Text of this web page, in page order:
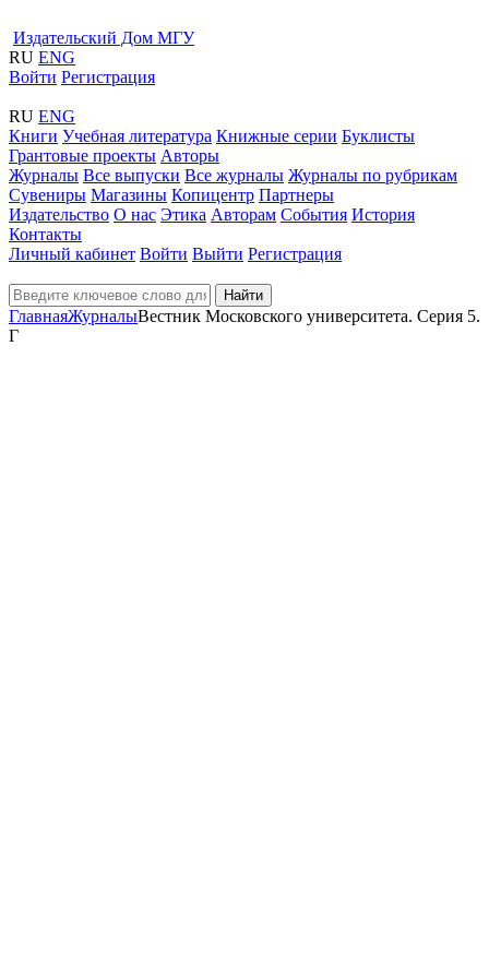
Издательский Дом МГУ
RU ENG
Войти Регистрация
RU ENG
Книги Учебная литература Книжные серии Буклисты
Грантовые проекты Авторы
Журналы Все выпуски Все журналы Журналы по рубрикам
Сувениры Магазины Копицентр Партнеры
Издательство О нас Этика Авторам События История
Контакты
Личный кабинет Войти Выйти Регистрация
Найти
ГлавнаяЖурналыВестник Московского университета. Серия 5.
Г